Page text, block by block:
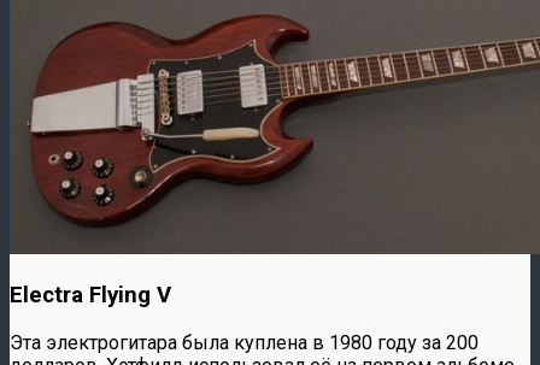
Electra Flying V
Эта электрогитара была куплена в 1980 году за 200